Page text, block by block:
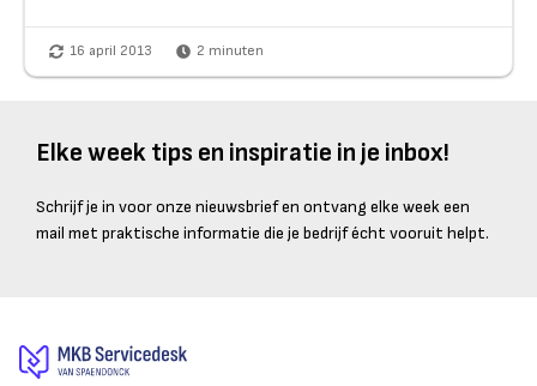
16 april 2013 2 minuten
Elke week tips en inspiratie in je inbox!
Schrijf je in voor onze nieuwsbrief en ontvang elke week een
mail met praktische informatie die je bedrijf écht vooruit helpt.